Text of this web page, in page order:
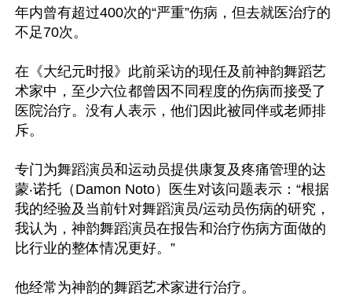
年内曾有超过400次的“严重”伤病，但去就医治疗的
不足70次。
在《大纪元时报》此前采访的现任及前神韵舞蹈艺
术家中，至少六位都曾因不同程度的伤病而接受了
医院治疗。没有人表示，他们因此被同伴或老师排
斥。
专门为舞蹈演员和运动员提供康复及疼痛管理的达
蒙‧诺托（Damon Noto）医生对该问题表示：“根据
我的经验及当前针对舞蹈演员/运动员伤病的研究，
我认为，神韵舞蹈演员在报告和治疗伤病方面做的
比行业的整体情况更好。”
他经常为神韵的舞蹈艺术家进行治疗。